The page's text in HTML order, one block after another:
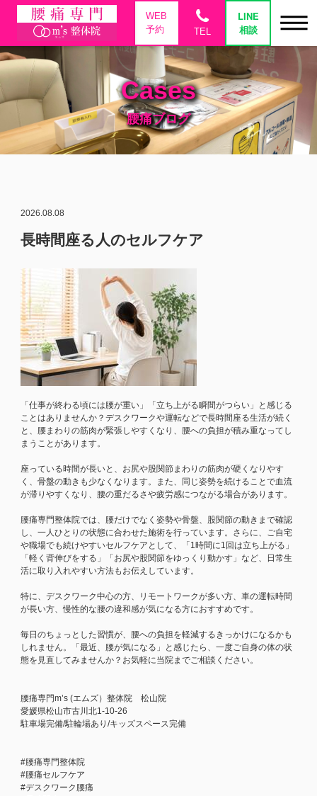
WEB
予約
phone
TEL
LINE
相談
Cases
腰痛ブログ
2026.08.08
長時間座る人のセルフケア
「仕事が終わる頃には腰が重い」「立ち上がる瞬間がつらい」と感じる
ことはありませんか？デスクワークや運転などで長時間座る生活が続く
と、腰まわりの筋肉が緊張しやすくなり、腰への負担が積み重なってし
まうことがあります。
座っている時間が長いと、お尻や股関節まわりの筋肉が硬くなりやす
く、骨盤の動きも少なくなります。また、同じ姿勢を続けることで血流
が滞りやすくなり、腰の重だるさや疲労感につながる場合があります。
腰痛専門整体院では、腰だけでなく姿勢や骨盤、股関節の動きまで確認
し、一人ひとりの状態に合わせた施術を行っています。さらに、ご自宅
や職場でも続けやすいセルフケアとして、「1時間に1回は立ち上がる」
「軽く背伸びをする」「お尻や股関節をゆっくり動かす」など、日常生
活に取り入れやすい方法もお伝えしています。
特に、デスクワーク中心の方、リモートワークが多い方、車の運転時間
が長い方、慢性的な腰の違和感が気になる方におすすめです。
毎日のちょっとした習慣が、腰への負担を軽減するきっかけになるかも
しれません。「最近、腰が気になる」と感じたら、一度ご自身の体の状
態を見直してみませんか？お気軽に当院までご相談ください。
腰痛専門m’s (エムズ）整体院 松山院
愛媛県松山市古川北1-10-26
駐車場完備/駐輪場あり/キッズスペース完備
#腰痛専門整体院
#腰痛セルフケア
#デスクワーク腰痛